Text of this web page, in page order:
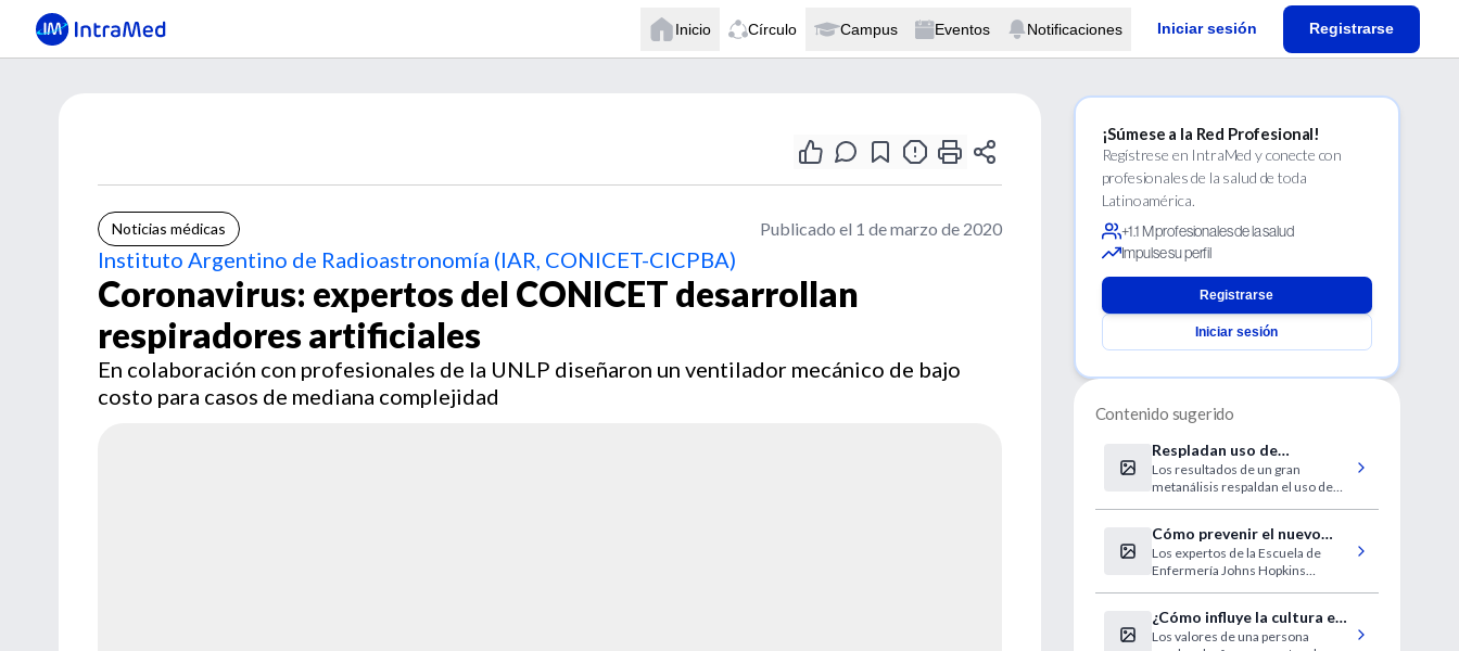
Inicio Círculo Campus Eventos Notificaciones Iniciar sesión Registrarse
Noticias médicas Publicado el 1 de marzo de 2020
Instituto Argentino de Radioastronomía (IAR, CONICET-CICPBA)
Coronavirus: expertos del CONICET desarrollan
respiradores artificiales
En colaboración con profesionales de la UNLP diseñaron un ventilador mecánico de bajo
costo para casos de mediana complejidad
¡Súmese a la Red Profesional!
Regístrese en IntraMed y conecte con
profesionales de la salud de toda
Latinoamérica.
+1.1 M profesionales de la salud
Impulse su perfil
Registrarse
Iniciar sesión
Contenido sugerido
Respladan uso de
corticoides sistémicos en
excacerbaciones de la
EPOC
Los resultados de un gran
metanálisis respaldan el uso de
tratar las exacerbaciones de la
enfermedad pulmonar obstructiva
crónica
Cómo prevenir el nuevo
coronavirus
Los expertos de la Escuela de
Enfermería Johns Hopkins
ciudadanos
¿Cómo influye la cultura en
la sensación de "sentirse
Los valores de una persona